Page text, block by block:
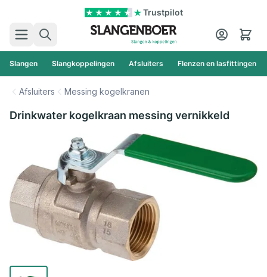
Trustpilot
Zoek
Cart
Slangen Slangkoppelingen Afsluiters Flenzen en lasfittingen
Afsluiters Messing kogelkranen
Drinkwater kogelkraan messing vernikkeld